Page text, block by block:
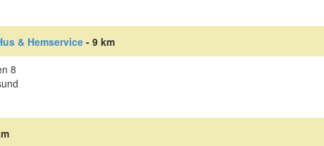
& Hemservice- 9 km
8